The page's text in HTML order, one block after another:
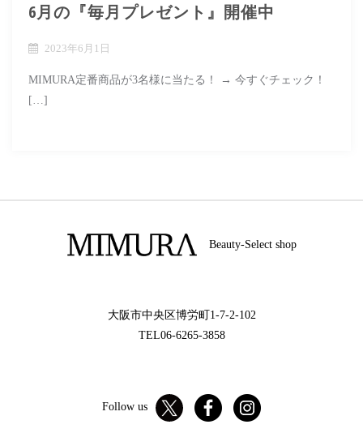
6月の『毎月プレゼント』開催中
2023年6月1日
MIMURA定番商品が3名様に当たる！ → 今すぐチェック！
[…]
Beauty-Select shop
大阪市中央区博労町1-7-2-102
TEL06-6265-3858
Follow us